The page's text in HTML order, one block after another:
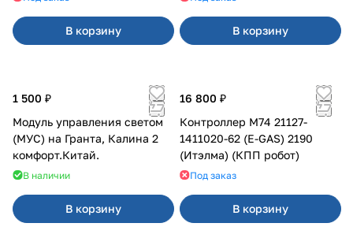
В корзину В корзину
1 500 ₽
Модуль управления светом
(МУС) на Гранта, Калина 2
комфорт.Китай.
В наличии
В корзину
16 800 ₽
Контроллер М74 21127-
1411020-62 (E-GAS) 2190
(Итэлма) (КПП робот)
Под заказ
В корзину